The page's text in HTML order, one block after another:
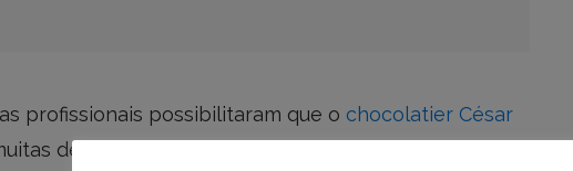
profissionais possibilitaram que o chocolatier César
dessas iguarias, hoje espécie de selo de